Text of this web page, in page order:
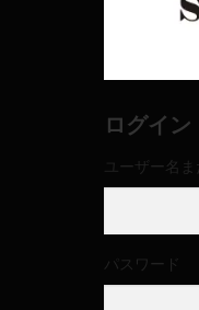
ログイン
ユーザー名
パスワード